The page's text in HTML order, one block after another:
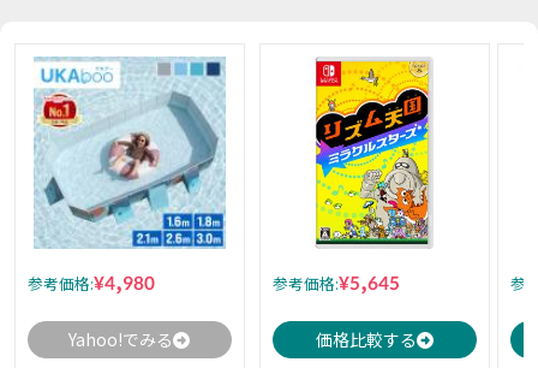
参考価格:¥4,980
Yahoo!でみる
参考価格:¥5,645
価格比較する
参